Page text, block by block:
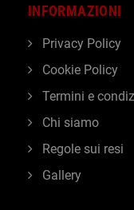
INFORMAZIONI
Privacy Policy
Cookie Policy
Termini e
Chi siamo
Regole sui resi
Gallery